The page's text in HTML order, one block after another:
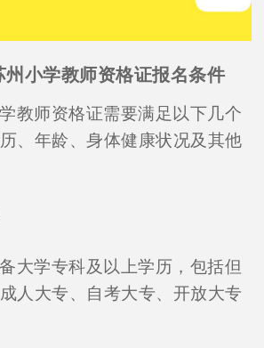
州小学教师资格证报名条件
教师资格证需要满足以下几个
、年龄、身体健康状况及其他
大学专科及以上学历，包括但
人大专、自考大专、开放大专